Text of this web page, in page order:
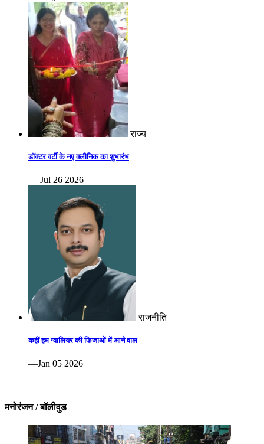
राज्य
डॉक्टर वर्टी के नए क्लीनिक का शुभारंभ
— Jul 26 2026
राजनीति
कहीं हम ग्वालियर की फिजाओं में आने वाल
—Jan 05 2026
मनोरंजन / बॉलीवुड